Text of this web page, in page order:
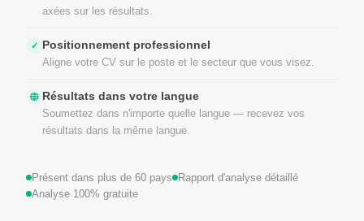
axées sur les résultats.
✓ Positionnement professionnel
Aligne votre CV sur le poste et le secteur que vous visez.
Résultats dans votre langue
Soumettez dans n'importe quelle langue — recevez vos
résultats dans la même langue.
Présent dans plus de 60 pays Rapport d'analyse détaillé
Analyse 100% gratuite